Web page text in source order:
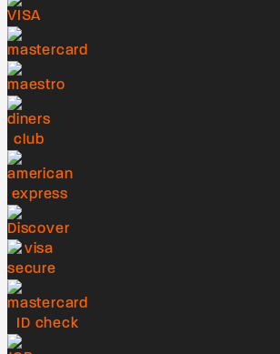
brutalan i hipnotički. Iza sebe
2025. te nam s njime dolaze u
bend koji se nedavno pojavio na
underground sceni. Death metal
nosi trag utjecaja bendova poput
i Gorgutsa, a to se prepoznaje po
godine su izbacili demo
Stillborn" koji zvuči iznimno
je među ostalim i
pretprodaji: 20 €Upad na dan